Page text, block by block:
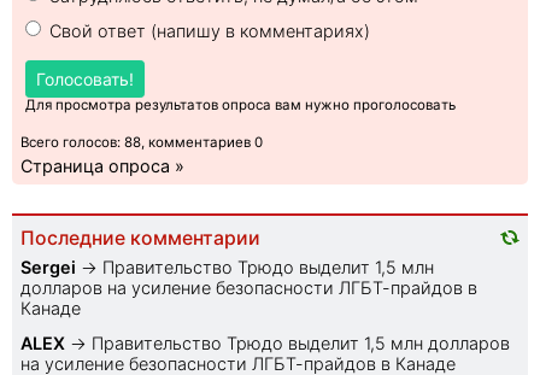
Свой ответ (напишу в комментариях)
Голосовать!
Для просмотра результатов опроса вам нужно проголосовать
Всего голосов: 88, комментариев 0
Страница опроса »
Последние комментарии
Sеrgei → Правительство Трюдо выделит 1,5 млн
долларов на усиление безопасности ЛГБТ-прайдов в
Канаде
ALEX → Правительство Трюдо выделит 1,5 млн долларов
на усиление безопасности ЛГБТ-прайдов в Канаде